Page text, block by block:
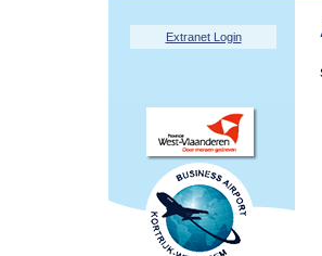
Extranet Login